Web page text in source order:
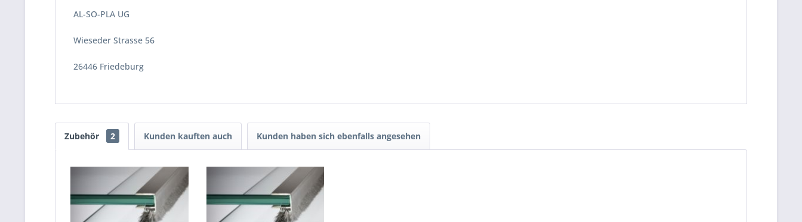
AL-SO-PLA UG
Wieseder Strasse 56
26446 Friedeburg
Zubehör 2 Kunden kauften auch Kunden haben sich ebenfalls angesehen